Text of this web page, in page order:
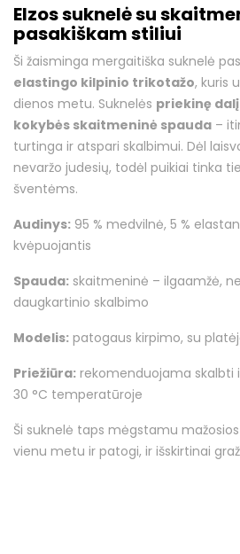
Elzos suknelė su
pasakiškam stiliui
Ši žaisminga mergaitiška suknelė
elastingo kilpinio trikotažo, kuris
dienos metu. Suknelės priekinę
kokybės skaitmeninė spauda –
turtinga ir atspari skalbimui. Dėl
nevaržo judesių, todėl puikiai tinka
šventėms.
Audinys: 95 % medvilnė, 5 %
kvėpuojantis
Spauda: skaitmeninė – ilgaamžė,
daugkartinio skalbimo
Modelis: patogaus kirpimo, su
Priežiūra: rekomenduojama skalbti
30 °C temperatūroje
Ši suknelė taps mėgstamu
vienu metu ir patogi, ir išskirtinai